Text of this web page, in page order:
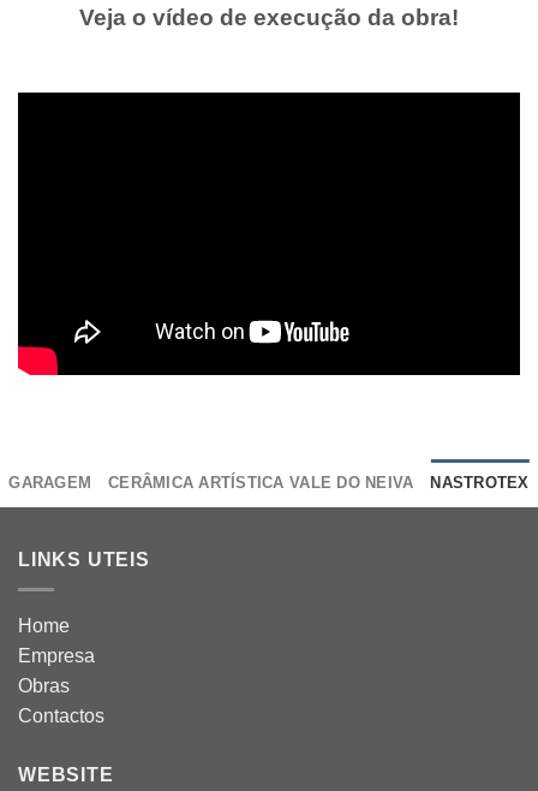
Veja o vídeo de execução da obra!
GARAGEM CERÂMICA ARTÍSTICA VALE DO NEIVA NASTROTEX
LINKS UTEIS
Home
Empresa
Obras
Contactos
WEBSITE